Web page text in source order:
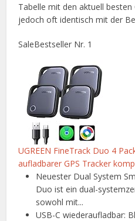
Tabelle mit den aktuell besten
jedoch oft identisch mit der
SaleBestseller Nr. 1
UGREEN FineTrack Duo 4
aufladbarer GPS Tracker
Neuester Dual System
Duo ist ein dual-
sowohl mit...
USB-C wiederaufladbar: